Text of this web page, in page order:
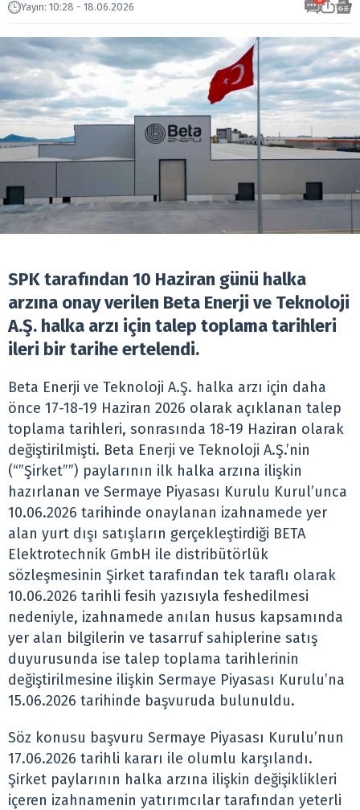
Yayın: 10:28 - 18.06.2026
SPK tarafından 10 Haziran günü halka
arzına onay verilen Beta Enerji ve Teknoloji
A.Ş. halka arzı için talep toplama tarihleri
ileri bir tarihe ertelendi.
Beta Enerji ve Teknoloji A.Ş. halka arzı için daha
önce 17-18-19 Haziran 2026 olarak açıklanan talep
toplama tarihleri, sonrasında 18-19 Haziran olarak
değiştirilmişti. Beta Enerji ve Teknoloji A.Ş.’nin
(“”Şirket””) paylarının ilk halka arzına ilişkin
hazırlanan ve Sermaye Piyasası Kurulu Kurul’unca
10.06.2026 tarihinde onaylanan izahnamede yer
alan yurt dışı satışların gerçekleştirdiği BETA
Elektrotechnik GmbH ile distribütörlük
sözleşmesinin Şirket tarafından tek taraflı olarak
10.06.2026 tarihli fesih yazısıyla feshedilmesi
nedeniyle, izahnamede anılan husus kapsamında
yer alan bilgilerin ve tasarruf sahiplerine satış
duyurusunda ise talep toplama tarihlerinin
değiştirilmesine ilişkin Sermaye Piyasası Kurulu’na
15.06.2026 tarihinde başvuruda bulunuldu.
Söz konusu başvuru Sermaye Piyasası Kurulu’nun
17.06.2026 tarihli kararı ile olumlu karşılandı.
Şirket paylarının halka arzına ilişkin değişiklikleri
içeren izahnamenin yatırımcılar tarafından yeterli